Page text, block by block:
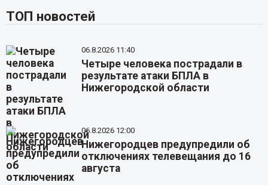
ТОП новостей
06.8.2026 11:40
Четыре человека пострадали в
результате атаки БПЛА в
Нижегородской области
06.8.2026 12:00
Нижегородцев предупредили об
отключениях телевещания до 16
августа